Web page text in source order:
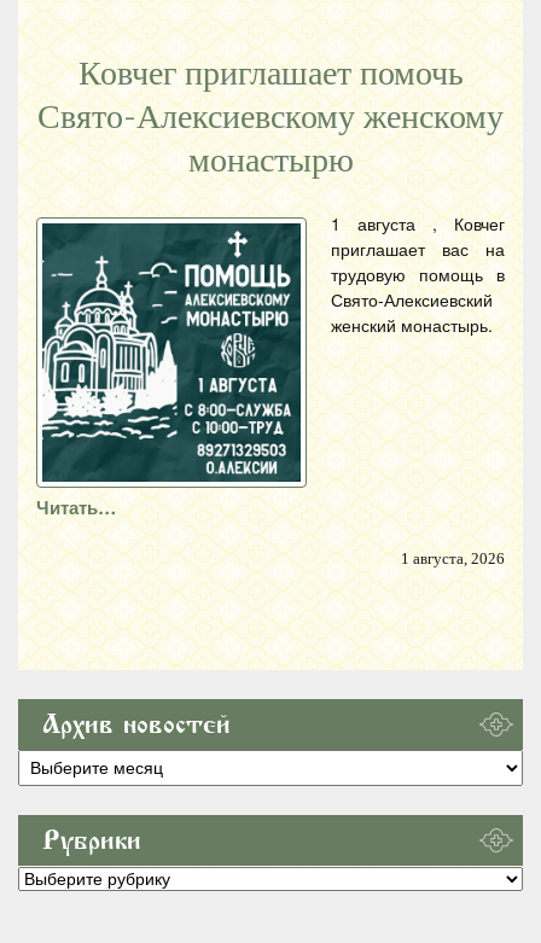
Ковчег приглашает помочь
Свято-Алексиевскому женскому
монастырю
1 августа , Ковчег
приглашает вас на
трудовую помощь в
Свято-Алексиевский
женский монастырь.
Читать…
1 августа, 2026
Архив новостей
Архив
новостей
Рубрики
Рубрики